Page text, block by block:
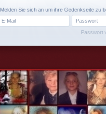
Passwort
Melden Sie sich an um ihre Gedenkseite zu